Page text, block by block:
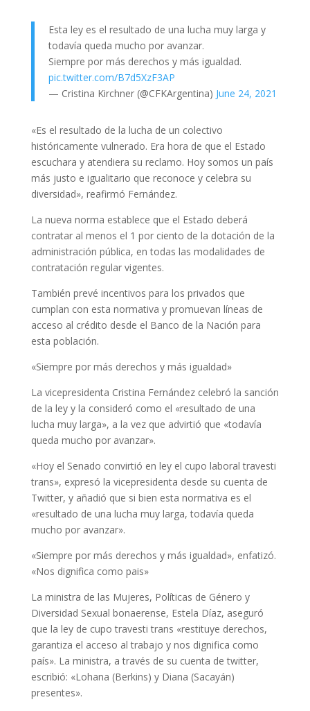
Esta ley es el resultado de una lucha muy larga y
todavía queda mucho por avanzar.
Siempre por más derechos y más igualdad.
pic.twitter.com/B7d5XzF3AP
— Cristina Kirchner (@CFKArgentina) June 24, 2021
«Es el resultado de la lucha de un colectivo
históricamente vulnerado. Era hora de que el Estado
escuchara y atendiera su reclamo. Hoy somos un país
más justo e igualitario que reconoce y celebra su
diversidad», reafirmó Fernández.
La nueva norma establece que el Estado deberá
contratar al menos el 1 por ciento de la dotación de la
administración pública, en todas las modalidades de
contratación regular vigentes.
También prevé incentivos para los privados que
cumplan con esta normativa y promuevan líneas de
acceso al crédito desde el Banco de la Nación para
esta población.
«Siempre por más derechos y más igualdad»
La vicepresidenta Cristina Fernández celebró la sanción
de la ley y la consideró como el «resultado de una
lucha muy larga», a la vez que advirtió que «todavía
queda mucho por avanzar».
«Hoy el Senado convirtió en ley el cupo laboral travesti
trans», expresó la vicepresidenta desde su cuenta de
Twitter, y añadió que si bien esta normativa es el
«resultado de una lucha muy larga, todavía queda
mucho por avanzar».
«Siempre por más derechos y más igualdad», enfatizó.
«Nos dignifica como pais»
La ministra de las Mujeres, Políticas de Género y
Diversidad Sexual bonaerense, Estela Díaz, aseguró
que la ley de cupo travesti trans «restituye derechos,
garantiza el acceso al trabajo y nos dignifica como
país». La ministra, a través de su cuenta de twitter,
escribió: «Lohana (Berkins) y Diana (Sacayán)
presentes».